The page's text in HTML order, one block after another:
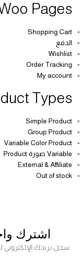
Pages
Shopping Cart
الدفع
Wishlist
Order Tracking
My account
Types
Simple Product
Group Product
Variable Color Product
Variable صورة Product
External & Affiliate
Out of stock
اشترك